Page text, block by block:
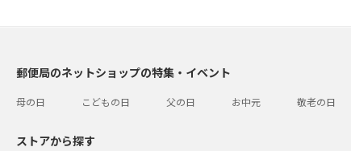
郵便局のネットショップの特集・イベント
母の日 こどもの日 父の日 お中元 敬老の日
ストアから探す